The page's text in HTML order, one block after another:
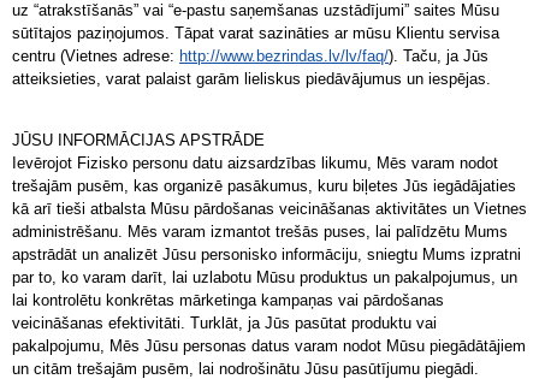
uz “atrakstīšanās” vai “e-pastu saņemšanas uzstādījumi” saites Mūsu
sūtītajos paziņojumos. Tāpat varat sazināties ar mūsu Klientu servisa
centru (Vietnes adrese: http://www.bezrindas.lv/lv/faq/). Taču, ja Jūs
atteiksieties, varat palaist garām lieliskus piedāvājumus un iespējas.
JŪSU INFORMĀCIJAS APSTRĀDE
Ievērojot Fizisko personu datu aizsardzības likumu, Mēs varam nodot
trešajām pusēm, kas organizē pasākumus, kuru biļetes Jūs iegādājaties
kā arī tieši atbalsta Mūsu pārdošanas veicināšanas aktivitātes un Vietnes
administrēšanu. Mēs varam izmantot trešās puses, lai palīdzētu Mums
apstrādāt un analizēt Jūsu personisko informāciju, sniegtu Mums izpratni
par to, ko varam darīt, lai uzlabotu Mūsu produktus un pakalpojumus, un
lai kontrolētu konkrētas mārketinga kampaņas vai pārdošanas
veicināšanas efektivitāti. Turklāt, ja Jūs pasūtat produktu vai
pakalpojumu, Mēs Jūsu personas datus varam nodot Mūsu piegādātājiem
un citām trešajām pusēm, lai nodrošinātu Jūsu pasūtījumu piegādi.